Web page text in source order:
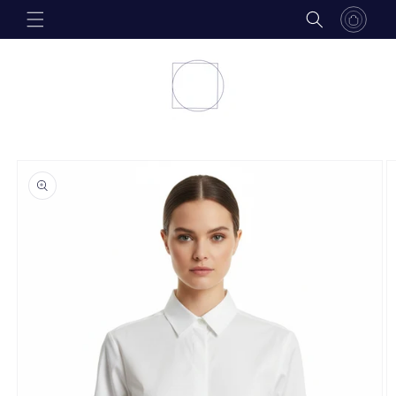
Skip to
content
product
information